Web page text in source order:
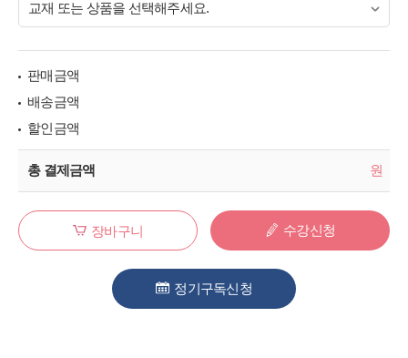
판매금액
배송금액
할인금액
총 결제금액 원
장바구니 수강신청
정기구독신청